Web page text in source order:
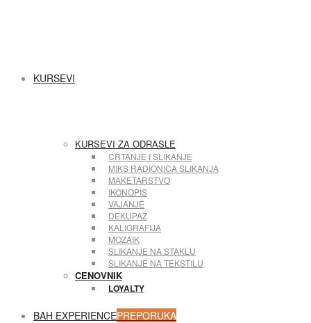
KURSEVI
KURSEVI ZA ODRASLE
CRTANJE I SLIKANJE
MIKS RADIONICA SLIKANJA
MAKETARSTVO
IKONOPIS
VAJANJE
DEKUPAŽ
KALIGRAFIJA
MOZAIK
SLIKANJE NA STAKLU
SLIKANJE NA TEKSTILU
CENOVNIK
LOYALTY
BAH EXPERIENCEPREPORUKA